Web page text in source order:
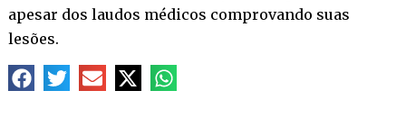
apesar dos laudos médicos comprovando suas
lesões.